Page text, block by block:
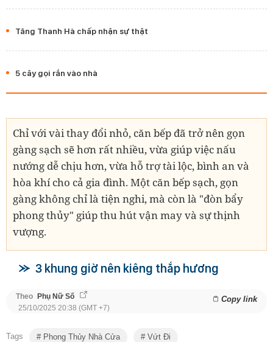
Tăng Thanh Hà chấp nhận sự thật
5 cây gọi rắn vào nhà
Chỉ với vài thay đổi nhỏ, căn bếp đã trở nên gọn
gàng sạch sẽ hơn rất nhiều, vừa giúp việc nấu
nướng dễ chịu hơn, vừa hỗ trợ tài lộc, bình an và
hòa khí cho cả gia đình. Một căn bếp sạch, gọn
gàng không chỉ là tiện nghi, mà còn là "đòn bẩy
phong thủy" giúp thu hút vận may và sự thịnh
vượng.
3 khung giờ nên kiêng thắp hương
Theo Phụ Nữ Số Copy link
25/10/2025 20:38 (GMT +7)
Tags Phong Thủy Nhà Cửa Vứt Đi